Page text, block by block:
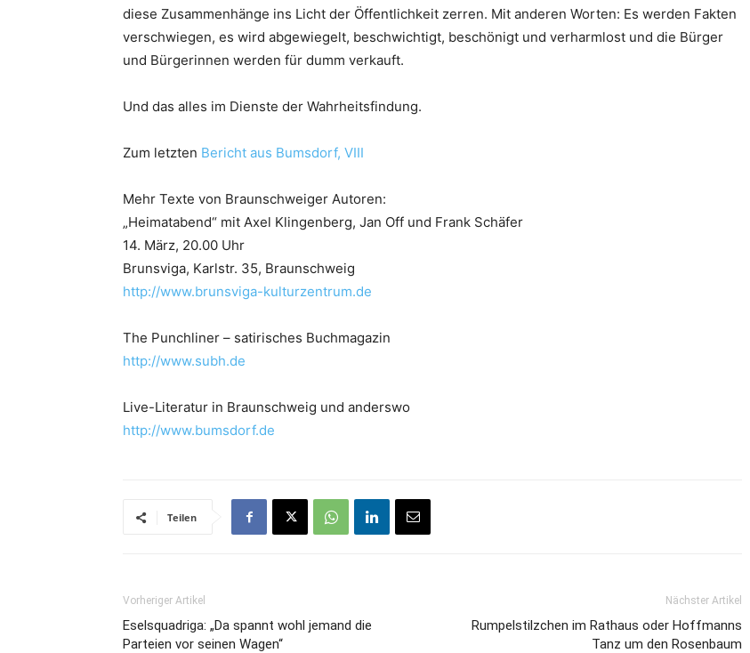
diese Zusammenhänge ins Licht der Öffentlichkeit zerren. Mit anderen Worten: Es werden Fakten
verschwiegen, es wird abgewiegelt, beschwichtigt, beschönigt und verharmlost und die Bürger
und Bürgerinnen werden für dumm verkauft.
Und das alles im Dienste der Wahrheitsfindung.
Zum letzten Bericht aus Bumsdorf, VIII
Mehr Texte von Braunschweiger Autoren:
„Heimatabend“ mit Axel Klingenberg, Jan Off und Frank Schäfer
14. März, 20.00 Uhr
Brunsviga, Karlstr. 35, Braunschweig
http://www.brunsviga-kulturzentrum.de
The Punchliner – satirisches Buchmagazin
http://www.subh.de
Live-Literatur in Braunschweig und anderswo
http://www.bumsdorf.de
Teilen
Vorheriger Artikel
Eselsquadriga: „Da spannt wohl jemand die
Parteien vor seinen Wagen“
Nächster Artikel
Rumpelstilzchen im Rathaus oder Hoffmanns
Tanz um den Rosenbaum